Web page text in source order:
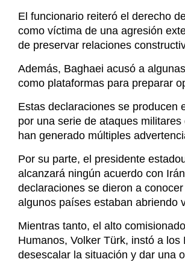
El funcionario reiteró el derecho
como víctima de una agresión
de preservar relaciones
Además, Baghaei acusó a
como plataformas para preparar
Estas declaraciones se producen
por una serie de ataques
han generado múltiples
Por su parte, el presidente
alcanzará ningún acuerdo con
declaraciones se dieron a
algunos países estaban abriendo
Mientras tanto, el alto
Humanos, Volker Türk, instó a
desescalar la situación y dar una